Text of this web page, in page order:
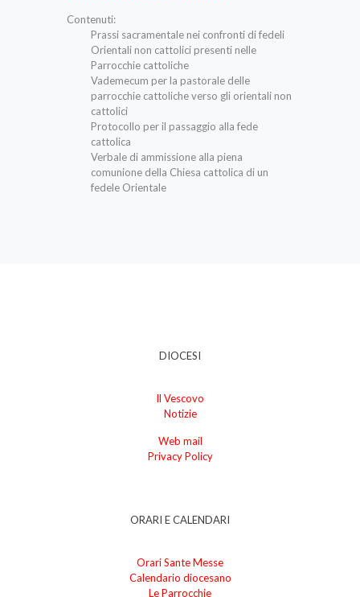
Contenuti:
Prassi sacramentale nei confronti di fedeli
Orientali non cattolici presenti nelle
Parrocchie cattoliche
Vademecum per la pastorale delle
parrocchie cattoliche verso gli orientali non
cattolici
Protocollo per il passaggio alla fede
cattolica
Verbale di ammissione alla piena
comunione della Chiesa cattolica di un
fedele Orientale
DIOCESI
Il Vescovo
Notizie
Web mail
Privacy Policy
ORARI E CALENDARI
Orari Sante Messe
Calendario diocesano
Le Parrocchie